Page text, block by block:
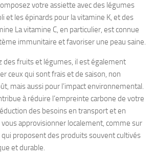
votre assiette avec des légumes
et les épinards pour la vitamine K, et des
La vitamine C, en particulier, est connue
immunitaire et favoriser une peau saine.
des fruits et légumes, il est également
ceux qui sont frais et de saison, non
mais aussi pour l’impact environnemental.
à réduire l’empreinte carbone de votre
des besoins en transport et en
vous approvisionner localement, comme sur
proposent des produits souvent cultivés
et durable.